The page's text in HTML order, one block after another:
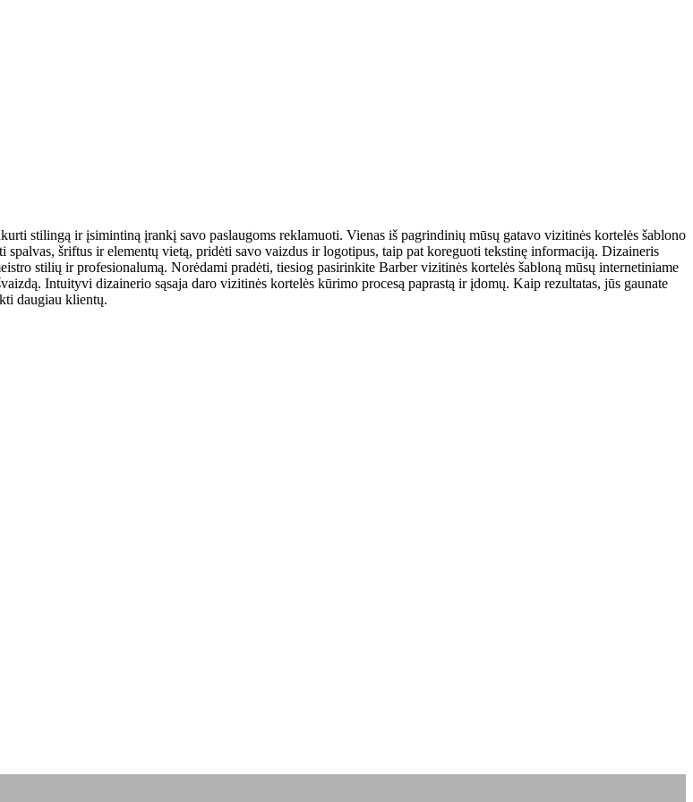
stilingą ir įsimintiną įrankį savo paslaugoms reklamuoti. Vienas iš pagrindinių mūsų gatavo vizitinės kortelės šablono
šriftus ir elementų vietą, pridėti savo vaizdus ir logotipus, taip pat koreguoti tekstinę informaciją. Dizaineris
stilių ir profesionalumą. Norėdami pradėti, tiesiog pasirinkite Barber vizitinės kortelės šabloną mūsų internetiniame
Intuityvi dizainerio sąsaja daro vizitinės kortelės kūrimo procesą paprastą ir įdomų. Kaip rezultatas, jūs gaunate
daugiau klientų.